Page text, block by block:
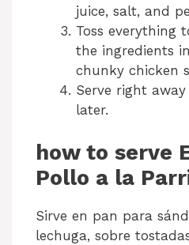
juice, salt, and
Toss everything
the ingredients
chunky chicken
Serve right
later.
how to serve
Pollo a la
Sirve en pan para
lechuga, sobre